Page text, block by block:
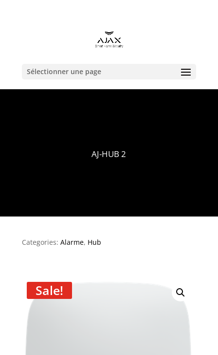
Sélectionner une page
AJ-HUB 2
Categories: Alarme, Hub
Sale!